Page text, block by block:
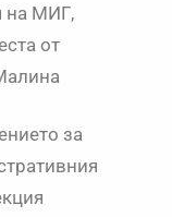
на МИГ,
от
за